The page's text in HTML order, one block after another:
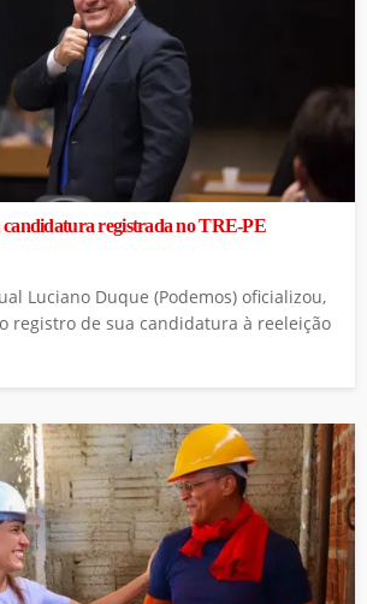
registrada no TRE-PE
Luciano Duque (Podemos) oficializou,
registro de sua candidatura à reeleição